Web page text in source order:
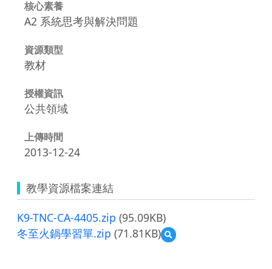
核心素養
A2 系統思考與解決問題
資源類型
教材
授權資訊
公共領域
上傳時間
2013-12-24
教學資源檔案連結
K9-TNC-CA-4405.zip (95.09KB)
冬至火鍋學習單.zip (71.81KB)
預
覽